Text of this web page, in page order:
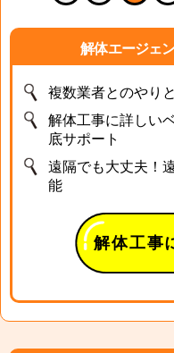
解体エージェ
複数業者とのやり
解体工事に詳しい
底サポート
遠隔でも大丈夫！
能
解体工事